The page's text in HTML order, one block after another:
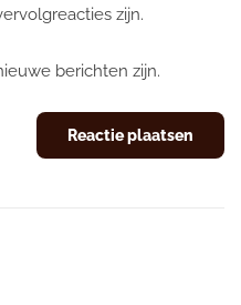
zijn.
berichten zijn.